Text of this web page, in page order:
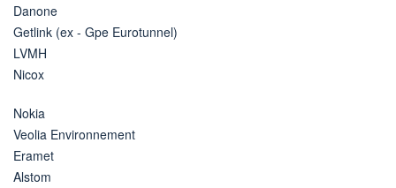
Danone
Getlink (ex - Gpe Eurotunnel)
LVMH
Nicox
Nokia
Veolia Environnement
Eramet
Alstom